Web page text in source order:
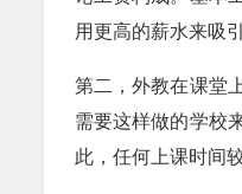
用更高的薪水来吸
第二，外教在课堂
需要这样做的学校
此，任何上课时间